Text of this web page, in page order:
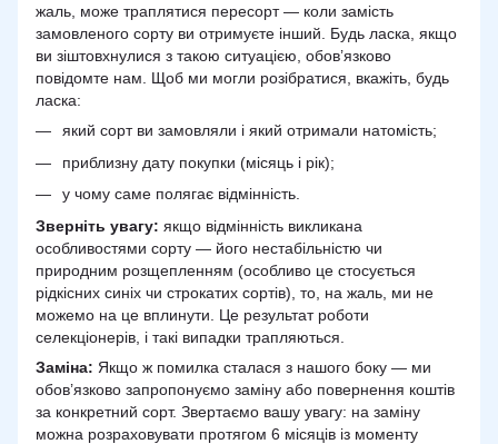
жаль, може траплятися пересорт — коли замість
замовленого сорту ви отримуєте інший. Будь ласка, якщо
ви зіштовхнулися з такою ситуацією, обов’язково
повідомте нам. Щоб ми могли розібратися, вкажіть, будь
ласка:
який сорт ви замовляли і який отримали натомість;
приблизну дату покупки (місяць і рік);
у чому саме полягає відмінність.
Зверніть увагу: якщо відмінність викликана
особливостями сорту — його нестабільністю чи
природним розщепленням (особливо це стосується
рідкісних синіх чи строкатих сортів), то, на жаль, ми не
можемо на це вплинути. Це результат роботи
селекціонерів, і такі випадки трапляються.
Заміна: Якщо ж помилка сталася з нашого боку — ми
обов’язково запропонуємо заміну або повернення коштів
за конкретний сорт. Звертаємо вашу увагу: на заміну
можна розраховувати протягом 6 місяців із моменту